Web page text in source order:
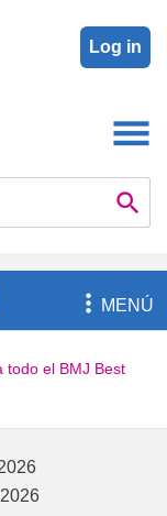
Log in

MENÚ
todo el BMJ Best